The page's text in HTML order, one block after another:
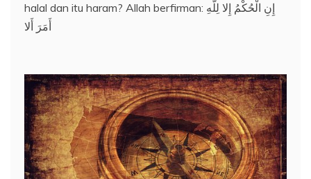
halal dan itu haram? Allah berfirman: إِنِ الْحُكْمُ إِلا لِلَّهِ
أَمَرَ أَلا